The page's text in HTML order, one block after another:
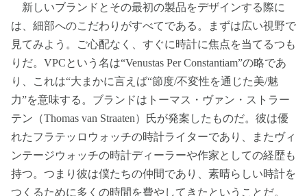
新しいブランドとその最初の製品をデザインする際に
は、細部へのこだわりがすべてである。まずは広い視野で
見てみよう。ご心配なく、すぐに時計に焦点を当てるつも
りだ。VPCという名は“Venustas Per Constantiam”の略であ
り、これは“大まかに言えば“節度/不変性を通じた美/魅
力”を意味する。ブランドはトーマス・ヴァン・ストラー
テン（Thomas van Straaten）氏が発案したものだ。彼は優
れたフラテッロウォッチの時計ライターであり、またヴィ
ンテージウォッチの時計ディーラーや作家としての経歴も
持つ。つまり彼は僕たちの仲間であり、素晴らしい時計を
つくるために多くの時間を費やしてきたということだ。